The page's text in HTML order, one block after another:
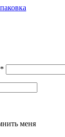
*
меня